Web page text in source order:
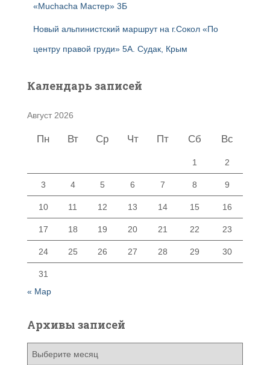
«Muchacha Мастер» 3Б
Новый альпинистский маршрут на г.Сокол «По
центру правой груди» 5А. Судак, Крым
Календарь записей
Август 2026
Пн Вт Ср Чт Пт Сб Вс
1 2
3 4 5 6 7 8 9
10 11 12 13 14 15 16
17 18 19 20 21 22 23
24 25 26 27 28 29 30
31
« Мар
Архивы записей